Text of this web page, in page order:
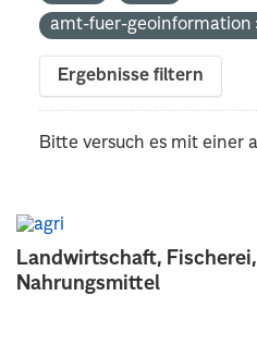
Landwirtschaft,
Nahrungsmittel
amt-fuer-geoinformation
Ergebnisse filtern
Bitte versuch es mit einer